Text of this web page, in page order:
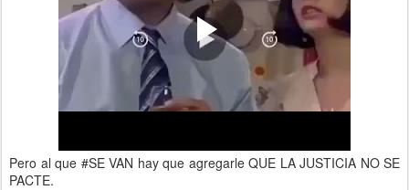
Pero al que #SE VAN hay que agregarle QUE LA JUSTICIA NO SE
PACTE.